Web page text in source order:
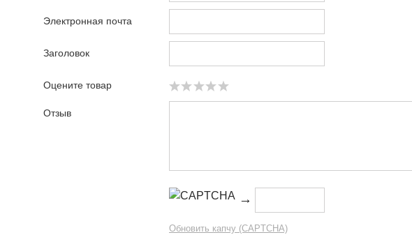
Электронная почта
Заголовок
Оцените товар
Отзыв
→
Обновить капчу (CAPTCHA)